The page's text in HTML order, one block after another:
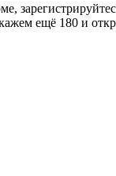
ещё 180 и